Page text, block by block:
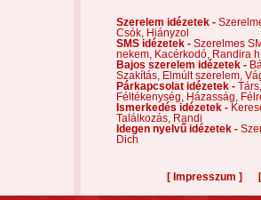
Szerelem idézetek -
Csók,
Hiányzol
SMS idézetek - Szerelmes
nekem,
Kacérkodó,
Randira
Bajos szerelem idézetek -
Szakítás,
Elmúlt szerelem,
Párkapcsolat idézetek -
Féltékenység,
Házasság,
Ismerkedés idézetek -
Találkozás,
Randi
Idegen nyelvű idézetek -
Dich
[ Impresszum ]